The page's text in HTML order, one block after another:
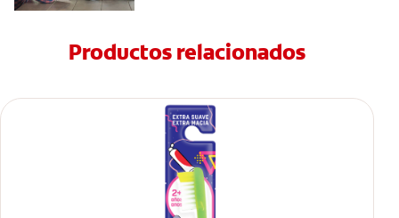
Productos relacionados